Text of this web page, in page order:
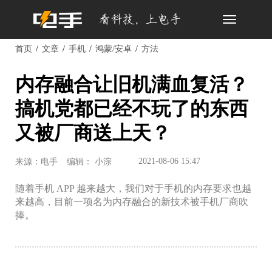
Toggle
首页 文章 手机 鸿蒙/安卓 方法
内存融合让旧机满血复活？
搞机党都已经不玩了的东西
又被厂商送上天？
来源：电手 编辑： 小淙 2021-08-06 15:47
随着手机 APP 越来越大，我们对于手机的内存要求也越
来越高，目前一项名为内存融合的新技术被手机厂商吹
捧。